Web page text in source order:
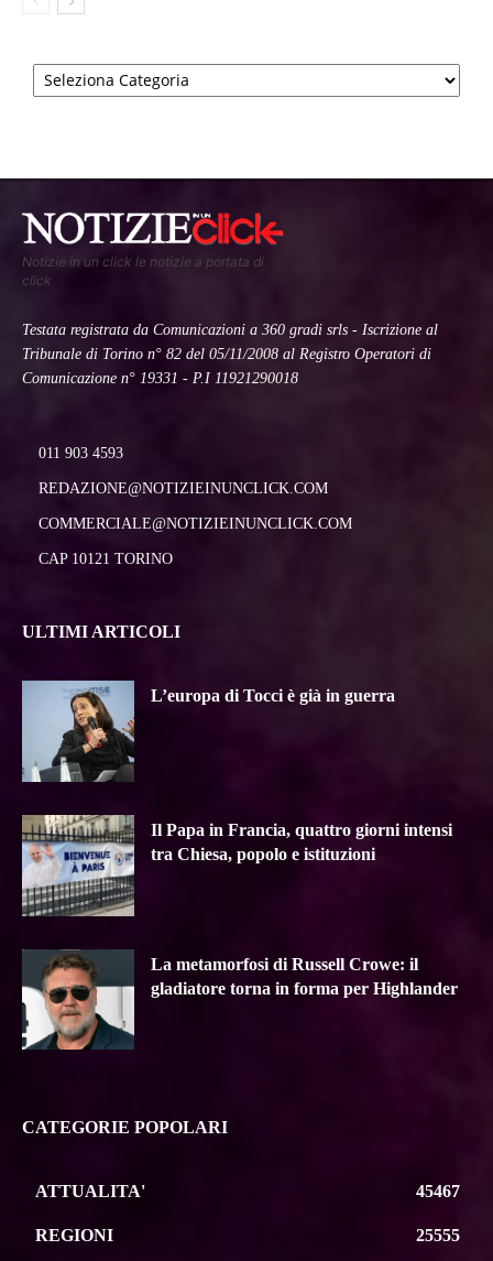
Categorie
Notizie in un click le notizie a portata di
click
Testata registrata da Comunicazioni a 360 gradi srls - Iscrizione al
Tribunale di Torino n° 82 del 05/11/2008 al Registro Operatori di
Comunicazione n° 19331 - P.I 11921290018
011 903 4593
REDAZIONE@NOTIZIEINUNCLICK.COM
COMMERCIALE@NOTIZIEINUNCLICK.COM
CAP 10121 TORINO
ULTIMI ARTICOLI
L’europa di Tocci è già in guerra
Il Papa in Francia, quattro giorni intensi
tra Chiesa, popolo e istituzioni
La metamorfosi di Russell Crowe: il
gladiatore torna in forma per Highlander
CATEGORIE POPOLARI
ATTUALITA' 45467
REGIONI 25555